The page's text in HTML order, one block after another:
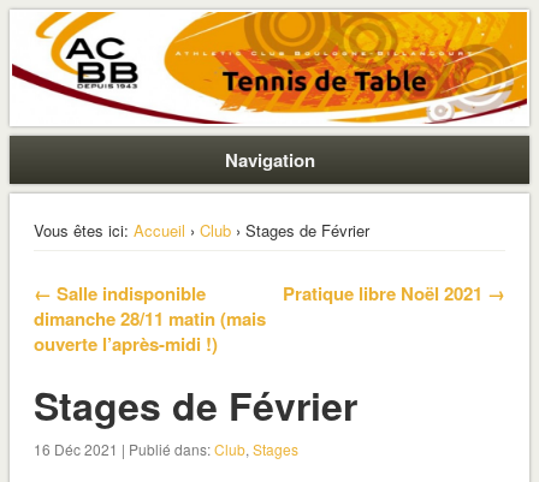
ACBB – Tennis de Table
La section ping de Boulogne
Navigation
Vous êtes ici: Accueil › Club› Stages de Février
← Salle indisponible
dimanche 28/11 matin (mais
ouverte l’après-midi !)
Pratique libre Noël 2021 →
Stages de Février
16 Déc 2021 | Publié dans:Club, Stages